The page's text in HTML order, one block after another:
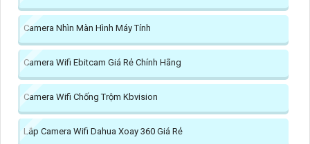
Camera Nhìn Màn Hình Máy Tính
Camera Wifi Ebitcam Giá Rẻ Chính Hãng
Camera Wifi Chống Trộm Kbvision
Lắp Camera Wifi Dahua Xoay 360 Giá Rẻ